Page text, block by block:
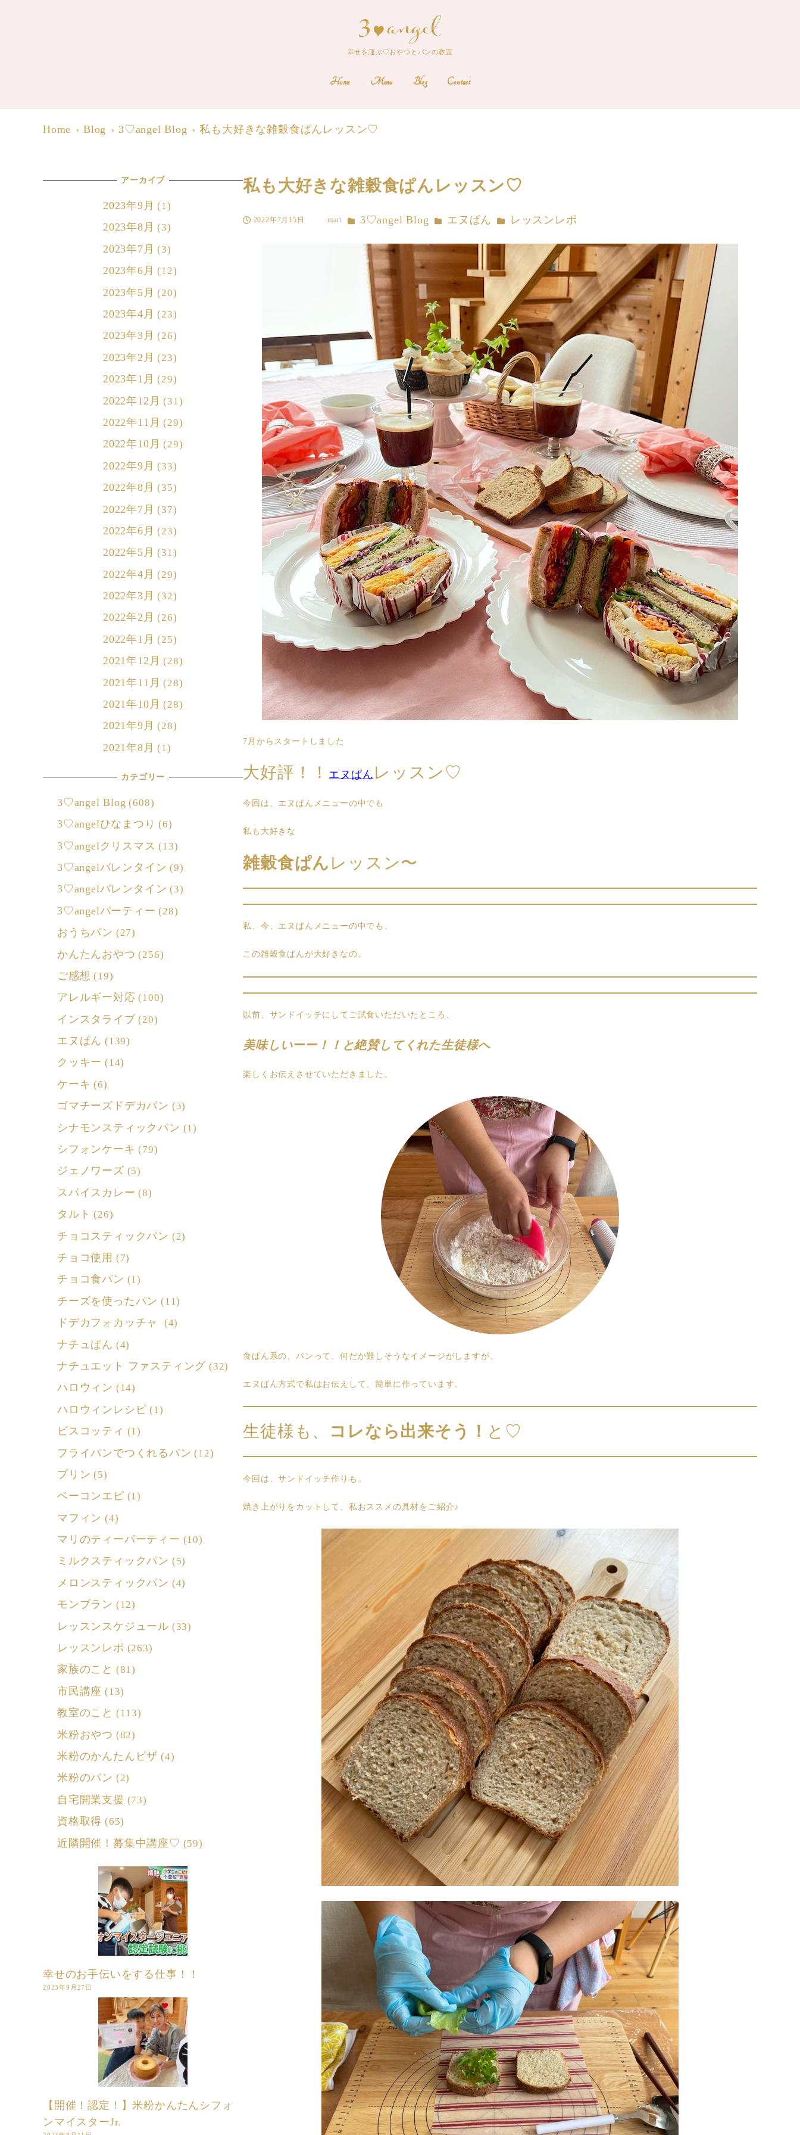
幸せを運ぶ♡おやつとパンの教室
Home Menu Blog Contact
Home Blog 3♡angel Blog 私も大好きな雑穀食ぱんレッスン♡
私も大好きな雑穀食ぱんレッスン♡
投稿日
2022年7月15日 mari カテゴリー
3♡angel Blog カテゴリー
エヌぱん カテゴリー
レッスンレポ
7月からスタートしました
大好評！！ エヌぱん レッスン♡
今回は、エヌぱんメニューの中でも
私も大好きな
雑穀食ぱん レッスン〜
私、今、エヌぱんメニューの中でも、
この雑穀食ぱんが大好きなの。
以前、サンドイッチにしてご試食いただいたところ、
美味しいーー！！と絶賛してくれた生徒様へ
楽しくお伝えさせていただきました。
食ぱん系の、パンって、何だか難しそうなイメージがしますが、
エヌぱん方式で私はお伝えして、簡単に作っています。
生徒様も、 コレなら出来そう！ と♡
今回は、サンドイッチ作りも。
焼き上がりをカットして、私おススメの具材をご紹介♪
アーカイブ
2023年9月 (1)
2023年8月 (3)
2023年7月 (3)
2023年6月 (12)
2023年5月 (20)
2023年4月 (23)
2023年3月 (26)
2023年2月 (23)
2023年1月 (29)
2022年12月 (31)
2022年11月 (29)
2022年10月 (29)
2022年9月 (33)
2022年8月 (35)
2022年7月 (37)
2022年6月 (23)
2022年5月 (31)
2022年4月 (29)
2022年3月 (32)
2022年2月 (26)
2022年1月 (25)
2021年12月 (28)
2021年11月 (28)
2021年10月 (28)
2021年9月 (28)
2021年8月 (1)
カテゴリー
3♡angel Blog (608)
3♡angelひなまつり (6)
3♡angelクリスマス (13)
3♡angelバレンタイン (9)
3♡angelバレンタイン (3)
3♡angelパーティー (28)
おうちパン (27)
かんたんおやつ (256)
ご感想 (19)
アレルギー対応 (100)
インスタライブ (20)
エヌぱん (139)
クッキー (14)
ケーキ (6)
ゴマチーズドデカパン (3)
シナモンスティックパン (1)
シフォンケーキ (79)
ジェノワーズ (5)
スパイスカレー (8)
タルト (26)
チョコスティックパン (2)
チョコ使用 (7)
チョコ食パン (1)
チーズを使ったパン (11)
ドデカフォカッチャ (4)
ナチュぱん (4)
ナチュエット ファスティング (32)
ハロウィン (14)
ハロウィンレシピ (1)
ビスコッティ (1)
フライパンでつくれるパン (12)
プリン (5)
ベーコンエピ (1)
マフィン (4)
マリのティーパーティー (10)
ミルクスティックパン (5)
メロンスティックパン (4)
モンブラン (12)
レッスンスケジュール (33)
レッスンレポ (263)
家族のこと (81)
市民講座 (13)
教室のこと (113)
米粉おやつ (82)
米粉のかんたんピザ (4)
米粉のパン (2)
自宅開業支援 (73)
資格取得 (65)
近隣開催！募集中講座♡ (59)
幸せのお手伝いをする仕事！！
2023年9月27日
【開催！認定！】米粉かんたんシフォ
ンマイスターJr.